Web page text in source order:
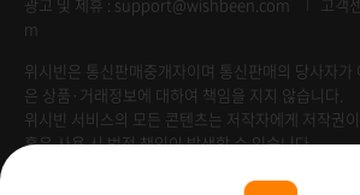
m
위시빈은 통신판매중개자이며 통신판매의 당사자가
은 상품·거래정보에 대하여 책임을 지지 않습니다.
위시빈 서비스의 모든 콘텐츠는 저작자에게 저작권
혹은 사용 시 법적 책임이 발생할 수 있습니다.